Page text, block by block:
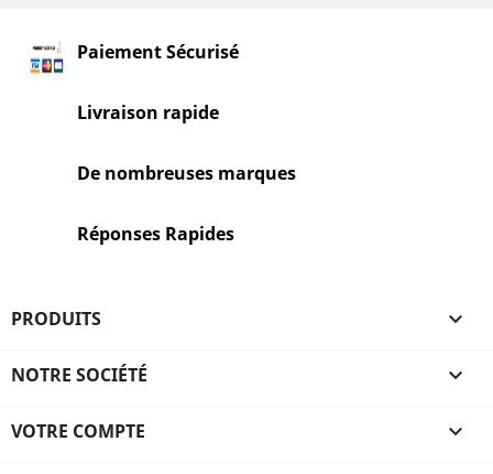
Paiement Sécurisé
Livraison rapide
De nombreuses marques
Réponses Rapides
PRODUITS 
NOTRE SOCIÉTÉ 
VOTRE COMPTE 